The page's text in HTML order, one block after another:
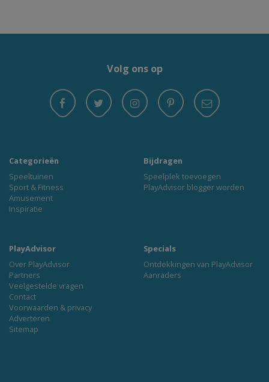
Volg ons op
Categorieën
Speeltuinen
Sport & Fitness
Amusement
Inspiratie
Bijdragen
Speelplek toevoegen
PlayAdvisor blogger worden
PlayAdvisor
Over PlayAdvisor
Partners
Veelgestelde vragen
Contact
Voorwaarden & privacy
Adverteren
Sitemap
Specials
Ontdekkingen van PlayAdvisor
Aanraders